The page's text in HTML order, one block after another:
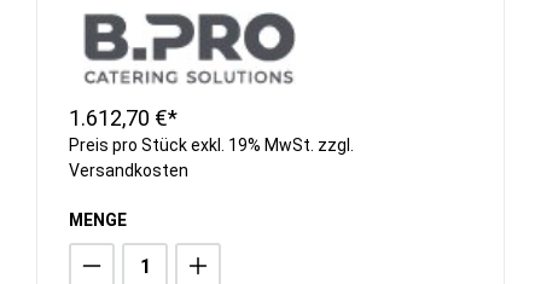
1.612,70 €*
Preis pro Stück exkl. 19% MwSt. zzgl.
Versandkosten
MENGE